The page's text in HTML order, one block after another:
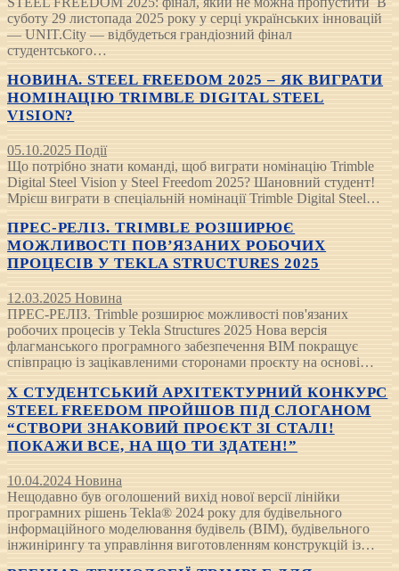
суботу 29 листопада 2025 року у серці українських інновацій
— UNIT.City — відбудеться грандіозний фінал
студентського…
НОВИНА. STEEL FREEDOM 2025 – ЯК ВИГРАТИ
НОМІНАЦІЮ TRIMBLE DIGITAL STEEL
VISION?
05.10.2025 Події
Що потрібно знати команді, щоб виграти номінацію Trimble
Digital Steel Vision у Steel Freedom 2025? Шановний студент!
Мрієш виграти в спеціальній номінації Trimble Digital Steel…
ПРЕС-РЕЛІЗ. TRIMBLE РОЗШИРЮЄ
МОЖЛИВОСТІ ПОВ’ЯЗАНИХ РОБОЧИХ
ПРОЦЕСІВ У TEKLA STRUCTURES 2025
12.03.2025 Новина
ПРЕС-РЕЛІЗ. Trimble розширює можливості пов'язаних
робочих процесів у Tekla Structures 2025 Нова версія
флагманського програмного забезпечення BIM покращує
співпрацю із зацікавленими сторонами проєкту на основі…
Х СТУДЕНТСЬКИЙ АРХІТЕКТУРНИЙ КОНКУРС
STEEL FREEDOM ПРОЙШОВ ПІД СЛОГАНОМ
“СТВОРИ ЗНАКОВИЙ ПРОЄКТ ЗІ СТАЛІ!
ПОКАЖИ ВСЕ, НА ЩО ТИ ЗДАТЕН!”
10.04.2024 Новина
Нещодавно був оголошений вихід нової версії лінійки
програмних рішень Tekla® 2024 року для будівельного
інформаційного моделювання будівель (BIM), будівельного
інжинірингу та управління виготовленням конструкцій із…